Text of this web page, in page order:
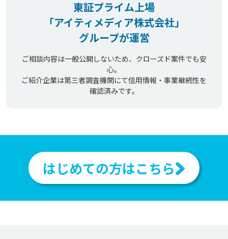
東証プライム上場
「アイティメディア株式会社」
グループが運営
ご相談内容は一般公開しないため、クローズド案件でも安
心。
ご紹介企業は第三者調査機関にて信用情報・事業継続性を
確認済みです。
はじめての方はこちら